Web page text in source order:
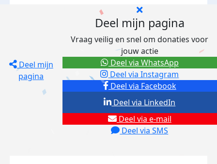
Deel mijn
pagina
Deel mijn pagina
Vraag veilig en snel om donaties voor
jouw actie
Deel via Facebook
Deel via Instagram
Deel via e-mail
Deel via SMS
Deel via LinkedIn
Deel via WhatsApp